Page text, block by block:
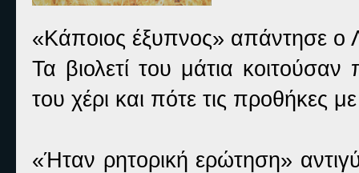
«Κάποιος έξυπνος» απάντησε ο
Τα βιολετί του μάτια
του χέρι και πότε τις προθήκες
«Ήταν ρητορική ερώτηση»